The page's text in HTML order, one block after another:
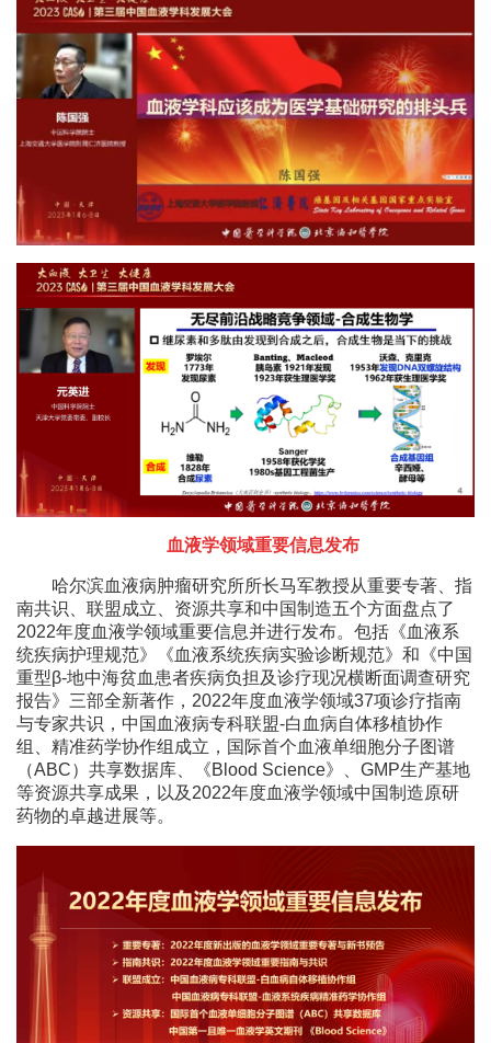
血液学领域重要信息发布
哈尔滨血液病肿瘤研究所所长马军教授从重要专著、指
南共识、联盟成立、资源共享和中国制造五个方面盘点了
2022年度血液学领域重要信息并进行发布。包括《血液系
统疾病护理规范》《血液系统疾病实验诊断规范》和《中国
重型β-地中海贫血患者疾病负担及诊疗现况横断面调查研究
报告》三部全新著作，2022年度血液学领域37项诊疗指南
与专家共识，中国血液病专科联盟-白血病自体移植协作
组、精准药学协作组成立，国际首个血液单细胞分子图谱
（ABC）共享数据库、《Blood Science》、GMP生产基地
等资源共享成果，以及2022年度血液学领域中国制造原研
药物的卓越进展等。